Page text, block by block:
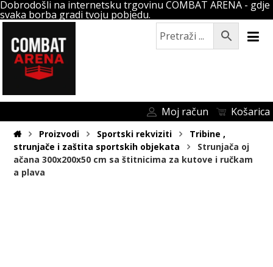
Dobrodošli na internetsku trgovinu COMBAT ARENA - gdje
svaka borba gradi tvoju pobjedu.
Moj račun Košarica
Proizvodi Sportski rekviziti
Tribine ,
strunjače i zaštita sportskih objekata
Strunjača oj
ačana 300x200x50 cm sa štitnicima za kutove i ručkam
a plava